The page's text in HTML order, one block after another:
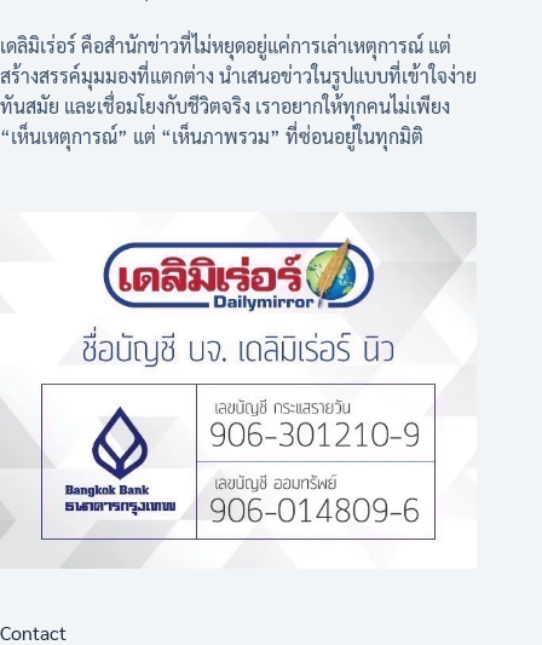
เดลิมิเร่อร์ คือสำนักข่าวที่ไม่หยุดอยู่แค่การเล่าเหตุการณ์ แต่
สร้างสรรค์มุมมองที่แตกต่าง นำเสนอข่าวในรูปแบบที่เข้าใจง่าย
ทันสมัย และเชื่อมโยงกับชีวิตจริง เราอยากให้ทุกคนไม่เพียง
“เห็นเหตุการณ์” แต่ “เห็นภาพรวม” ที่ซ่อนอยู่ในทุกมิติ
Contact